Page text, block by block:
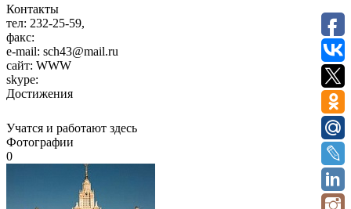
Контакты
тел: 232-25-59,
факс:
e-mail: sch43@mail.ru
сайт: WWW
skype:
Достижения
Учатся и работают здесь
Фотографии
0